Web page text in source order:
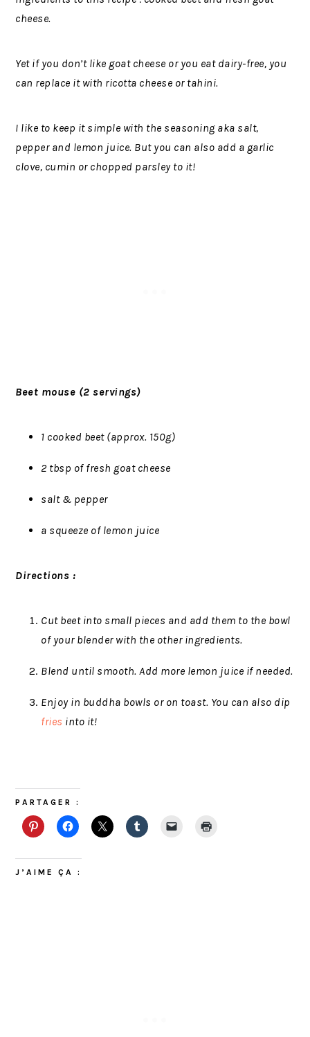
cheese.
Yet if you don’t like goat cheese or you eat dairy-free, you
can replace it with ricotta cheese or tahini.
I like to keep it simple with the seasoning aka salt,
pepper and lemon juice. But you can also add a garlic
clove, cumin or chopped parsley to it!
Beet mouse (2 servings)
1 cooked beet (approx. 150g)
2 tbsp of fresh goat cheese
salt & pepper
a squeeze of lemon juice
Directions :
Cut beet into small pieces and add them to the bowl
of your blender with the other ingredients.
Blend until smooth. Add more lemon juice if needed.
Enjoy in buddha bowls or on toast. You can also dip
fries into it!
PARTAGER :
J’AIME ÇA :